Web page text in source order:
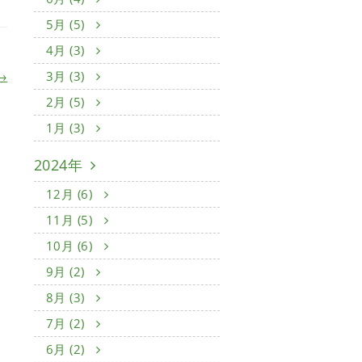
5月 (5)
4月 (3)
3月 (3)
2月 (5)
1月 (3)
2024年
12月 (6)
11月 (5)
10月 (6)
9月 (2)
8月 (3)
7月 (2)
6月 (2)